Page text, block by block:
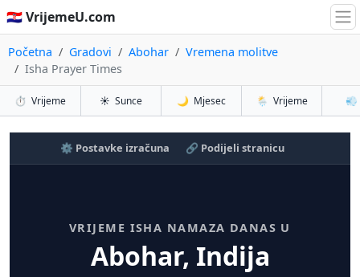
🇭🇷 VrijemeU.com
Početna Gradovi Abohar
Vremena molitve
Isha Prayer Times
⏱️ Vrijeme ☀️ Sunce 🌙 Mjesec 🌦️ Vrijeme 💨
⚙️ Postavke izračuna 🔗 Podijeli stranicu
VRIJEME ISHA NAMAZA DANAS U
Abohar, Indija